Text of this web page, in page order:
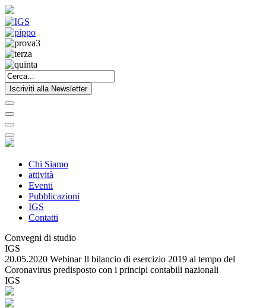
Iscriviti alla Newsletter
Chi Siamo
attività
Eventi
Pubblicazioni
IGS
Contatti
Convegni di studio
IGS
20.05.2020 Webinar Il bilancio di esercizio 2019 al tempo del
Coronavirus predisposto con i principi contabili nazionali
IGS